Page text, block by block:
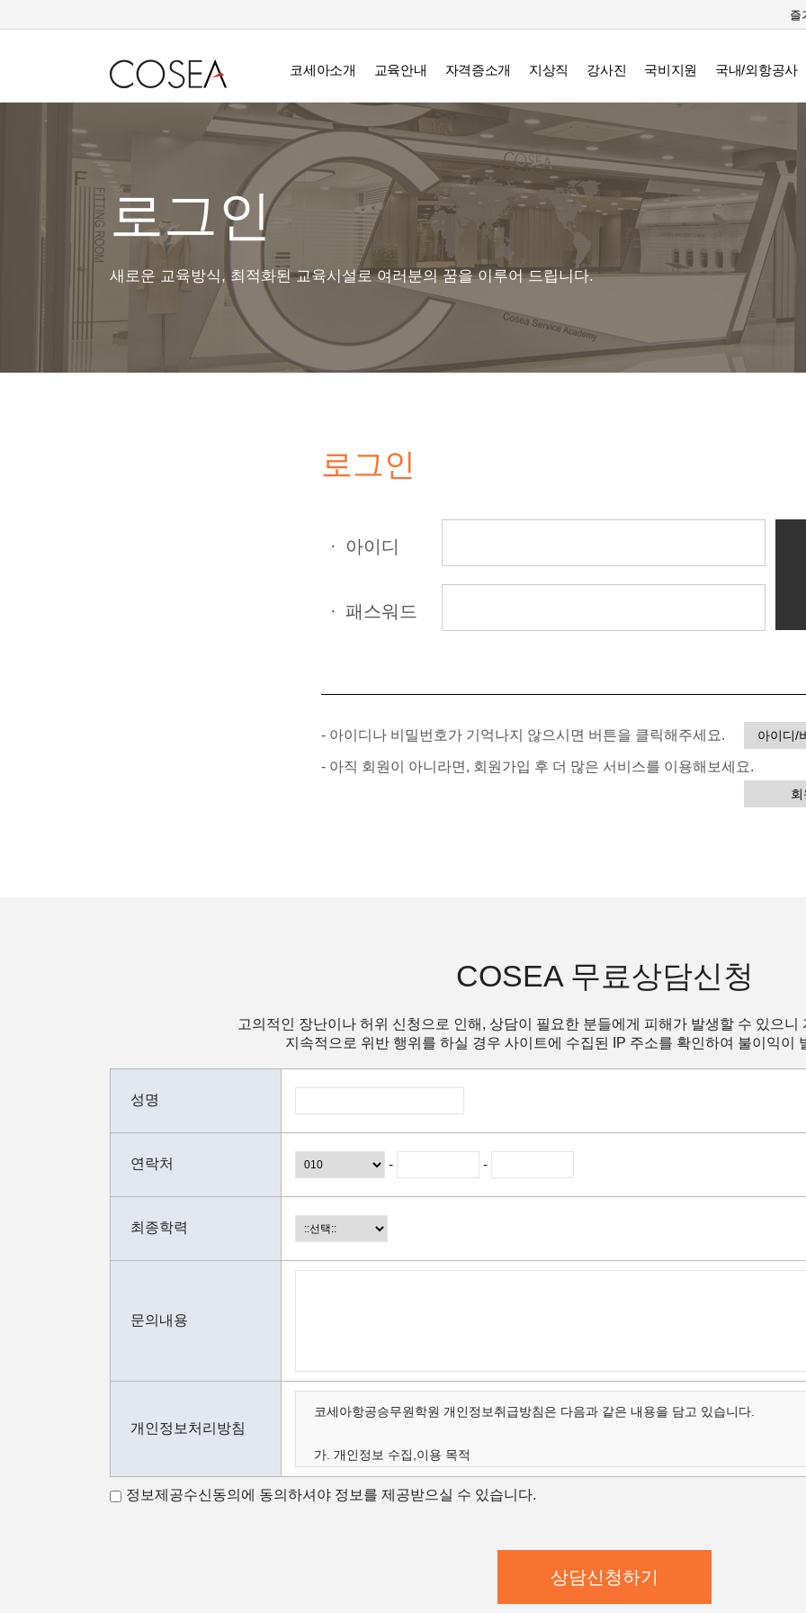
즐
코세아소개 교육안내 자격증소개 지상직 강사진 국비지원 국내/외항공사
로그인
새로운 교육방식, 최적화된 교육시설로 여러분의 꿈을 이루어 드립니다.
로그인
· 아이디
· 패스워드
- 아이디나 비밀번호가 기억나지 않으시면 버튼을 클릭해주세요. 아이디/
- 아직 회원이 아니라면, 회원가입 후 더 많은 서비스를 이용해보세요.
회
COSEA 무료상담신청
고의적인 장난이나 허위 신청으로 인해, 상담이 필요한 분들에게 피해가 발생할 수 있으니
지속적으로 위반 행위를 하실 경우 사이트에 수집된 IP 주소를 확인하여 불이익이
성명
연락처 - -
최종학력
문의내용
개인정보처리방침
코세아항공승무원학원 개인정보취급방침은 다음과 같은 내용을 담고 있습니다.
가. 개인정보 수집,이용 목적
나. 수집하는 개인정보의 항목
다. 개인정보의 보유 및 이용 기간
- 홈페이지 내 상담신청(입학문의, 상담신청)
- 과정문의에 대한 학과담당자들의 전화 및 이메일 상담
정보제공수신동의에 동의하셔야 정보를 제공받으실 수 있습니다.